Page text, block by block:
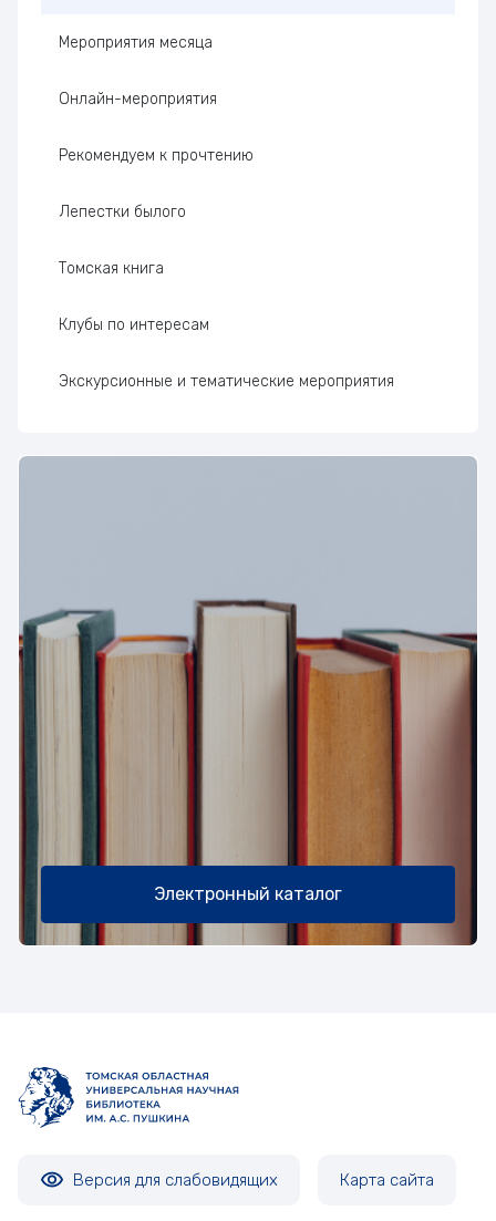
Мероприятия месяца
Онлайн-мероприятия
Рекомендуем к прочтению
Лепестки былого
Томская книга
Клубы по интересам
Экскурсионные и тематические мероприятия
Электронный каталог
Версия для слабовидящих Карта сайта